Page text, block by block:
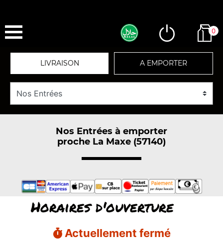
0
LIVRAISON A EMPORTER
Nos Entrées à emporter
proche La Maxe (57140)
Horaires d'ouverture
Actuellement fermé